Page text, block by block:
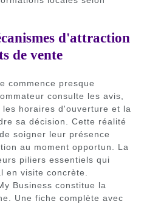
d'attraction
de vente
commence presque
consulte les avis,
horaires d'ouverture et la
sa décision. Cette réalité
soigner leur présence
au moment opportun. La
piliers essentiels qui
en visite concrète.
Business constitue la
Une fiche complète avec